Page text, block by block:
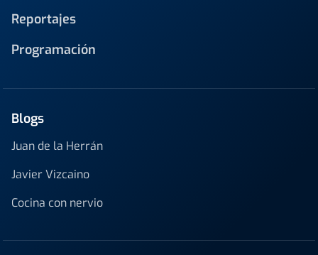
Reportajes
Programación
Blogs
Juan de la Herrán
Javier Vizcaino
Cocina con nervio